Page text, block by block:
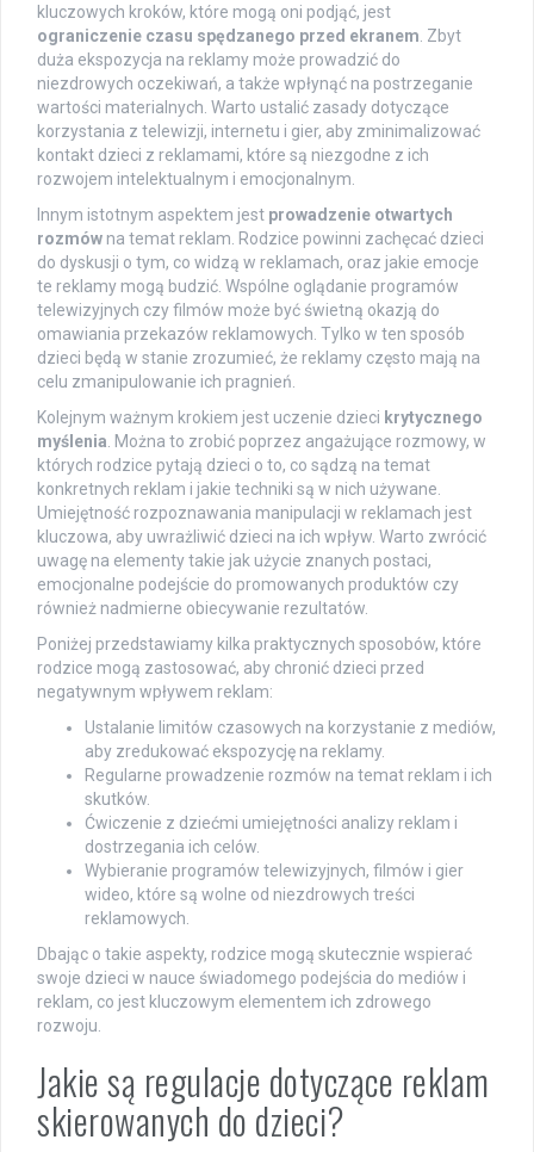
kluczowych kroków, które mogą oni podjąć, jest
ograniczenie czasu spędzanego przed ekranem. Zbyt
duża ekspozycja na reklamy może prowadzić do
niezdrowych oczekiwań, a także wpłynąć na postrzeganie
wartości materialnych. Warto ustalić zasady dotyczące
korzystania z telewizji, internetu i gier, aby zminimalizować
kontakt dzieci z reklamami, które są niezgodne z ich
rozwojem intelektualnym i emocjonalnym.
Innym istotnym aspektem jest prowadzenie otwartych
rozmów na temat reklam. Rodzice powinni zachęcać dzieci
do dyskusji o tym, co widzą w reklamach, oraz jakie emocje
te reklamy mogą budzić. Wspólne oglądanie programów
telewizyjnych czy filmów może być świetną okazją do
omawiania przekazów reklamowych. Tylko w ten sposób
dzieci będą w stanie zrozumieć, że reklamy często mają na
celu zmanipulowanie ich pragnień.
Kolejnym ważnym krokiem jest uczenie dzieci krytycznego
myślenia. Można to zrobić poprzez angażujące rozmowy, w
których rodzice pytają dzieci o to, co sądzą na temat
konkretnych reklam i jakie techniki są w nich używane.
Umiejętność rozpoznawania manipulacji w reklamach jest
kluczowa, aby uwrażliwić dzieci na ich wpływ. Warto zwrócić
uwagę na elementy takie jak użycie znanych postaci,
emocjonalne podejście do promowanych produktów czy
również nadmierne obiecywanie rezultatów.
Poniżej przedstawiamy kilka praktycznych sposobów, które
rodzice mogą zastosować, aby chronić dzieci przed
negatywnym wpływem reklam:
Ustalanie limitów czasowych na korzystanie z mediów,
aby zredukować ekspozycję na reklamy.
Regularne prowadzenie rozmów na temat reklam i ich
skutków.
Ćwiczenie z dziećmi umiejętności analizy reklam i
dostrzegania ich celów.
Wybieranie programów telewizyjnych, filmów i gier
wideo, które są wolne od niezdrowych treści
reklamowych.
Dbając o takie aspekty, rodzice mogą skutecznie wspierać
swoje dzieci w nauce świadomego podejścia do mediów i
reklam, co jest kluczowym elementem ich zdrowego
rozwoju.
Jakie są regulacje dotyczące reklam
skierowanych do dzieci?